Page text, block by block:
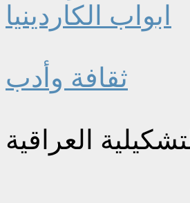
ابواب الكاردينيا
ثقافة وأدب
العراقية